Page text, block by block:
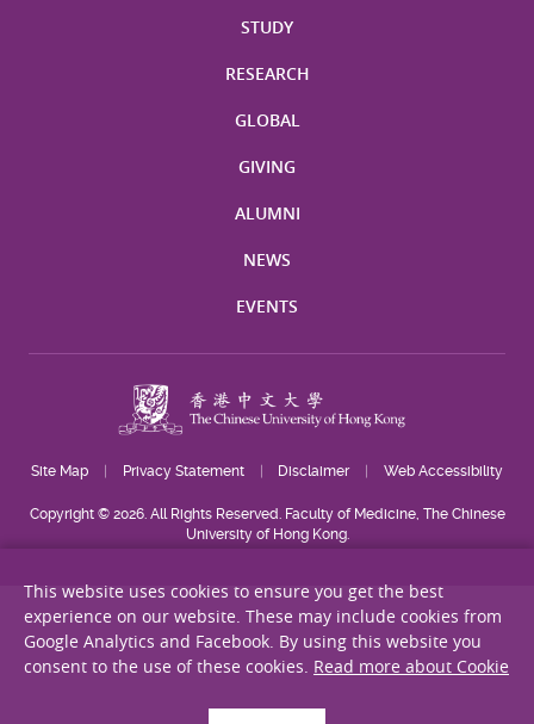
STUDY
RESEARCH
GLOBAL
GIVING
ALUMNI
NEWS
EVENTS
Site Map Privacy Statement Disclaimer Web Accessibility
Copyright © 2026. All Rights Reserved. Faculty of Medicine, The Chinese
University of Hong Kong.
This website uses cookies to ensure you get the best
experience on our website. These may include cookies from
Google Analytics and Facebook. By using this website you
consent to the use of these cookies. Read more about Cookie